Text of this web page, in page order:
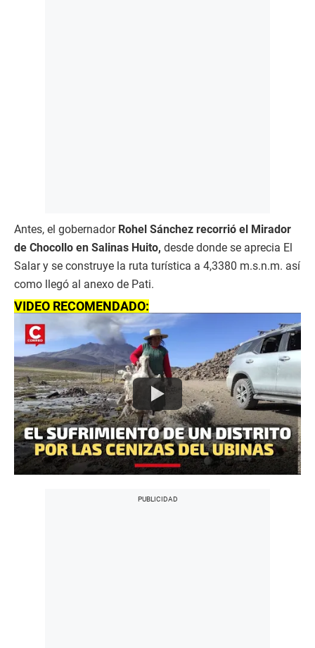
Antes, el gobernador Rohel Sánchez recorrió el Mirador
de Chocollo en Salinas Huito, desde donde se aprecia El
Salar y se construye la ruta turística a 4,3380 m.s.n.m. así
como llegó al anexo de Pati.
VIDEO RECOMENDADO: